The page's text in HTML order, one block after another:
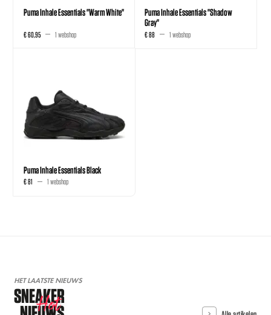
Puma Inhale Essentials "Warm White"
€ 60,95 1 webshop
Puma Inhale Essentials "Shadow
Gray"
€ 88 1 webshop
Puma Inhale Essentials Black
€ 81 1 webshop
HET LAATSTE NIEUWS
SNEAKER
Hot